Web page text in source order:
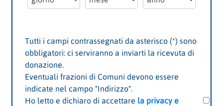
Tutti i campi contrassegnati da asterisco (*) sono
obbligatori: ci serviranno a inviarti la ricevuta di
donazione.
Eventuali frazioni di Comuni devono essere
indicate nel campo "Indirizzo".
Ho letto e dichiaro di accettare la privacy e